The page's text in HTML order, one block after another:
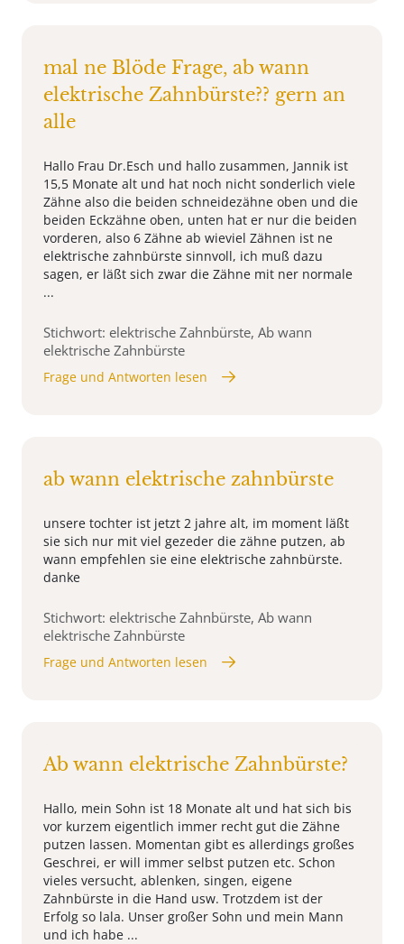
mal ne Blöde Frage, ab wann
elektrische Zahnbürste?? gern an
alle
Hallo Frau Dr.Esch und hallo zusammen, Jannik ist
15,5 Monate alt und hat noch nicht sonderlich viele
Zähne also die beiden schneidezähne oben und die
beiden Eckzähne oben, unten hat er nur die beiden
vorderen, also 6 Zähne ab wieviel Zähnen ist ne
elektrische zahnbürste sinnvoll, ich muß dazu
sagen, er läßt sich zwar die Zähne mit ner normale
...
Stichwort: elektrische Zahnbürste, Ab wann
elektrische Zahnbürste
Frage und Antworten lesen
ab wann elektrische zahnbürste
unsere tochter ist jetzt 2 jahre alt, im moment läßt
sie sich nur mit viel gezeder die zähne putzen, ab
wann empfehlen sie eine elektrische zahnbürste.
danke
Stichwort: elektrische Zahnbürste, Ab wann
elektrische Zahnbürste
Frage und Antworten lesen
Ab wann elektrische Zahnbürste?
Hallo, mein Sohn ist 18 Monate alt und hat sich bis
vor kurzem eigentlich immer recht gut die Zähne
putzen lassen. Momentan gibt es allerdings großes
Geschrei, er will immer selbst putzen etc. Schon
vieles versucht, ablenken, singen, eigene
Zahnbürste in die Hand usw. Trotzdem ist der
Erfolg so lala. Unser großer Sohn und mein Mann
und ich habe ...